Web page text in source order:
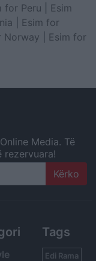
for Peru
Esim
Esim for
Norway
Esim for
Media. Të
Tags
Edi Rama